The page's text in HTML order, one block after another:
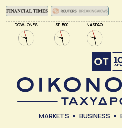
DOW JONES SP 500 NASDAQ
MARKETS BUSINESS